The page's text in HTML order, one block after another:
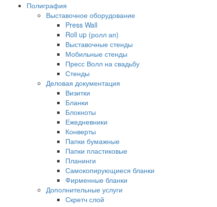
Полиграфия
Выставочное оборудование
Press Wall
Roll up (ролл ап)
Выставочные стенды
Мобильные стенды
Пресс Волл на свадьбу
Стенды
Деловая документация
Визитки
Бланки
Блокноты
Ежедневники
Конверты
Папки бумажные
Папки пластиковые
Планинги
Самокопирующиеся бланки
Фирменные бланки
Дополнительные услуги
Скретч слой